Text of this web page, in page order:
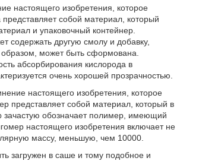
настоящего изобретения, которое
собой материал, который
и упаковочный контейнер.
содержать другую смолу и добавку,
может быть сформована.
абсорбирования кислорода в
очень хорошей прозрачностью.
настоящего изобретения, которое
представляет собой материал, который в
обозначает полимер, имеющий
настоящего изобретения включает не
массу, меньшую, чем 10000.
загружен в саше и тому подобное и